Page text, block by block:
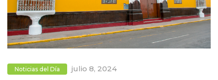
Noticias del Día julio 8, 2024